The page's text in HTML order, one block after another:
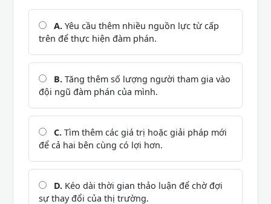
A. Yêu cầu thêm nhiều nguồn lực từ cấp
trên để thực hiện đàm phán.
B. Tăng thêm số lượng người tham gia vào
đội ngũ đàm phán của mình.
C. Tìm thêm các giá trị hoặc giải pháp mới
để cả hai bên cùng có lợi hơn.
D. Kéo dài thời gian thảo luận để chờ đợi
sự thay đổi của thị trường.